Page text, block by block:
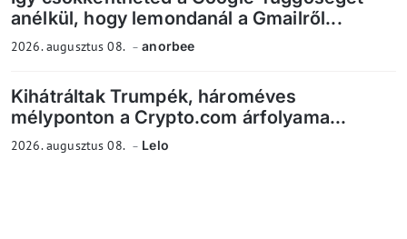
anélkül, hogy lemondanál a Gmailről...
2026. augusztus 08. anorbee
Kihátráltak Trumpék, hároméves
mélyponton a Crypto.com árfolyama...
2026. augusztus 08. Lelo